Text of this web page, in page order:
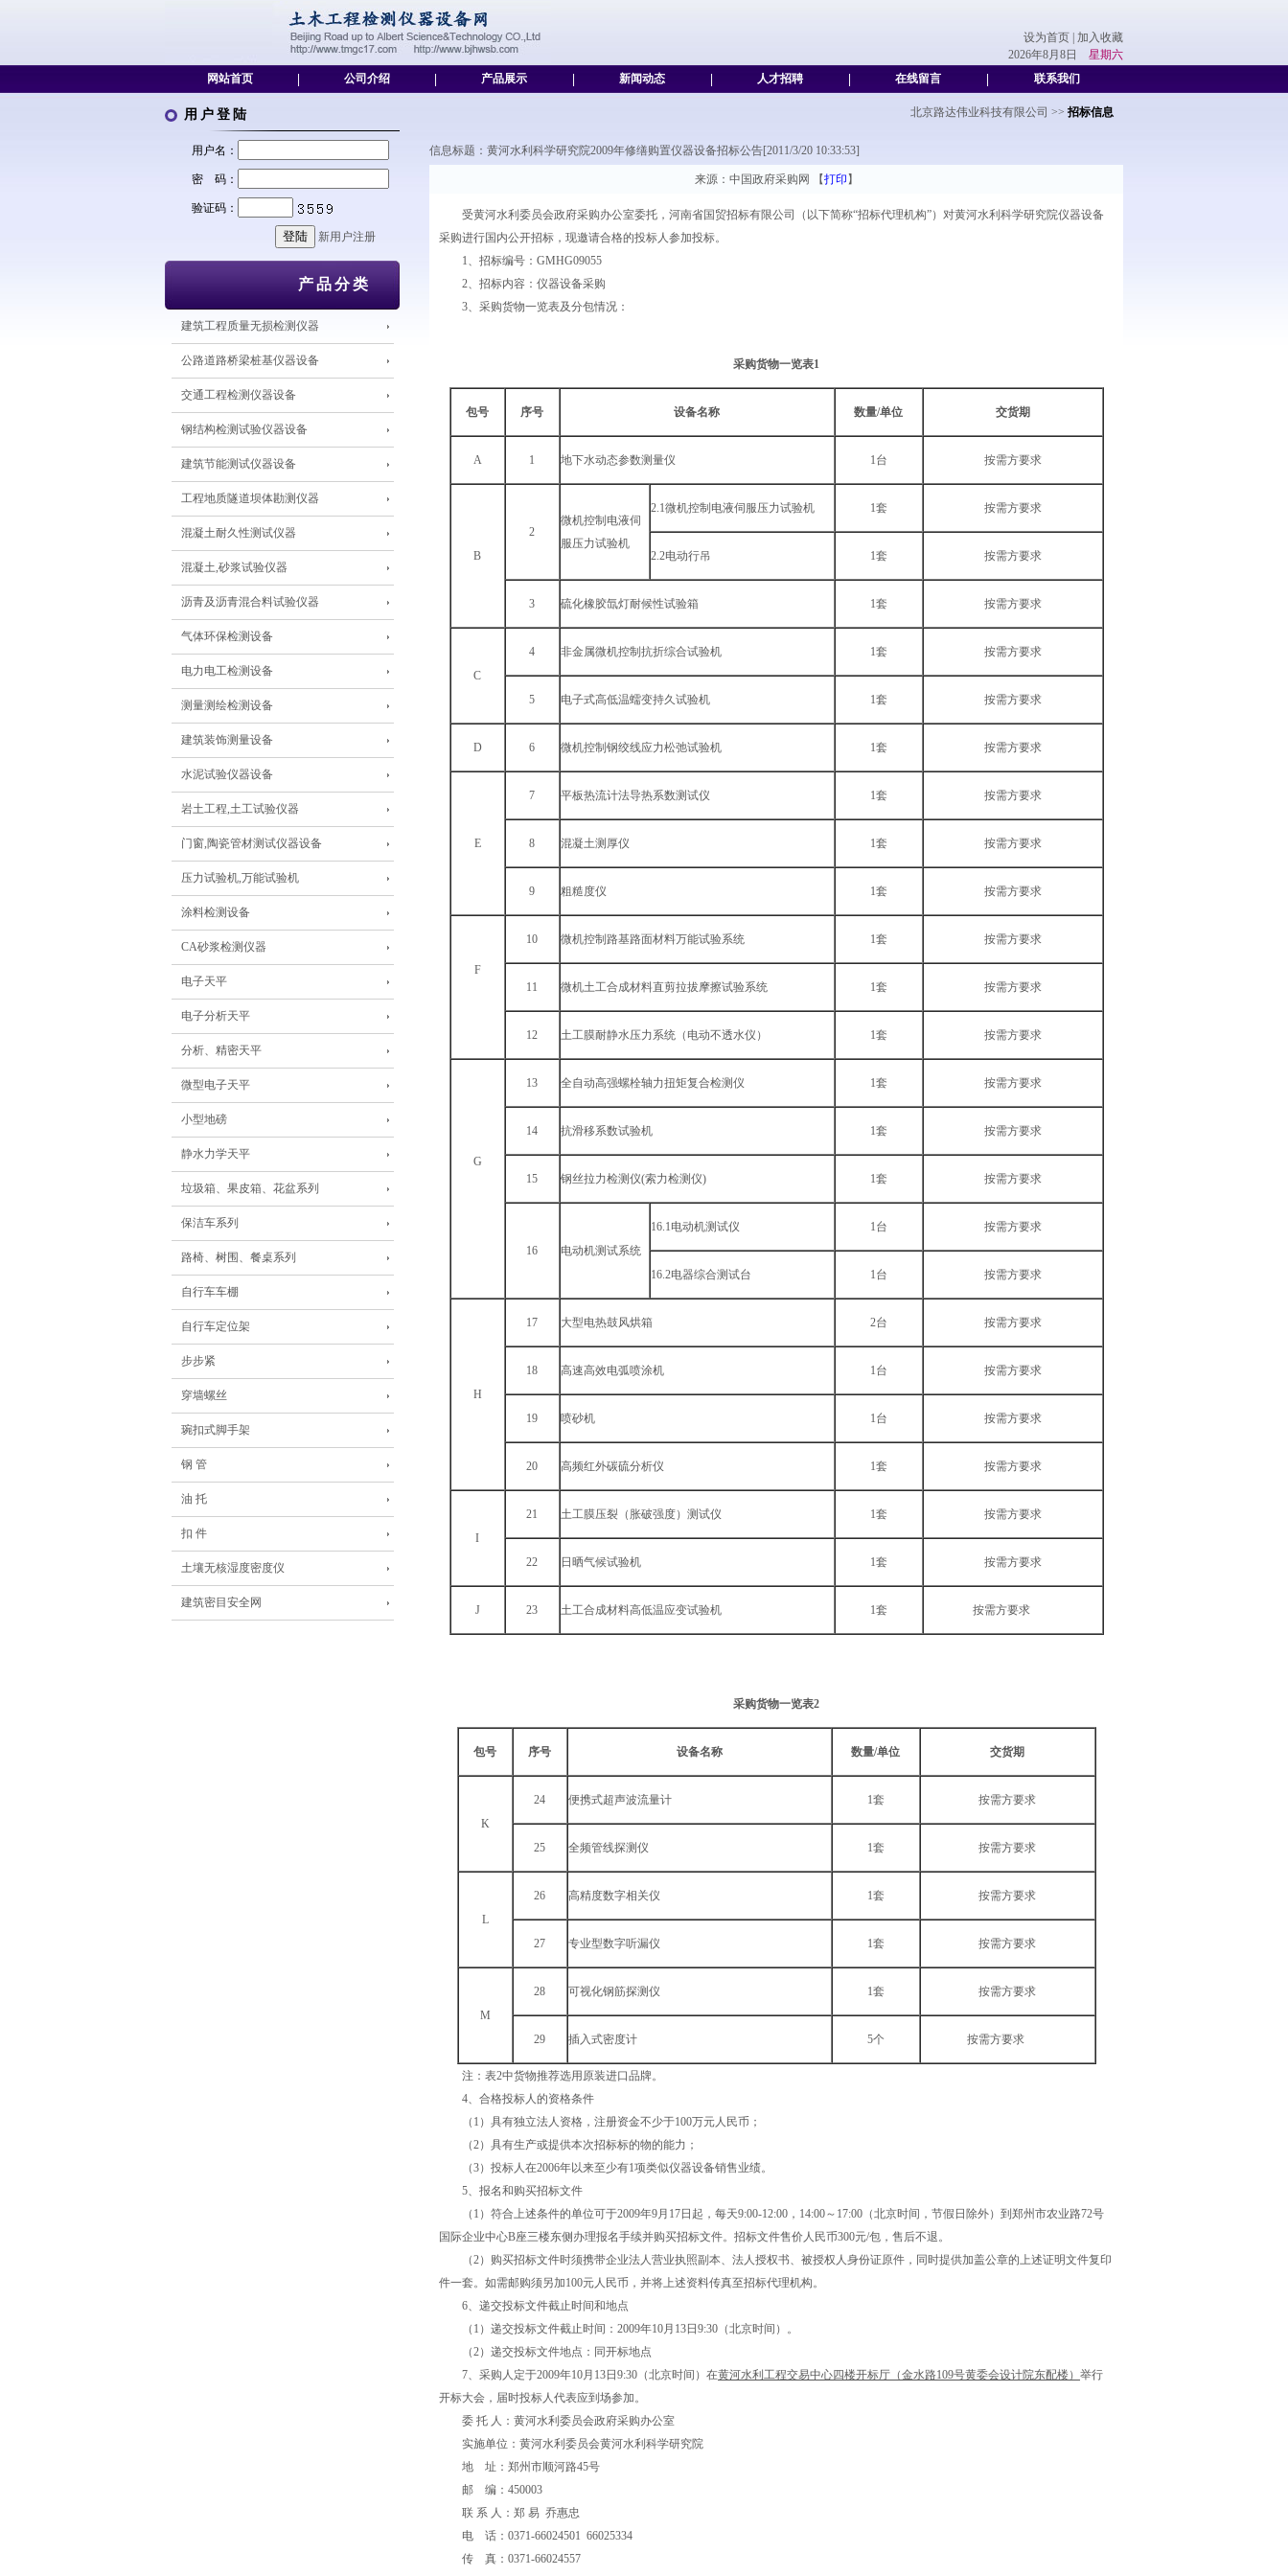
设为首页
加入收藏
2026年8月8日 星期六
网站首页
公司介绍 产品展示 新闻动态 人才招聘 在线留言 联系我们
用户登陆
用户名：
密 码：
验证码：
新用户注册
产品分类
建筑工程质量无损检测仪器
公路道路桥梁桩基仪器设备
交通工程检测仪器设备
钢结构检测试验仪器设备
建筑节能测试仪器设备
工程地质隧道坝体勘测仪器
混凝土耐久性测试仪器
混凝土,砂浆试验仪器
沥青及沥青混合料试验仪器
气体环保检测设备
电力电工检测设备
测量测绘检测设备
建筑装饰测量设备
水泥试验仪器设备
岩土工程,土工试验仪器
门窗,陶瓷管材测试仪器设备
压力试验机,万能试验机
涂料检测设备
CA砂浆检测仪器
电子天平
电子分析天平
分析、精密天平
微型电子天平
小型地磅
静水力学天平
垃圾箱、果皮箱、花盆系列
保洁车系列
路椅、树围、餐桌系列
自行车车棚
自行车定位架
步步紧
穿墙螺丝
琬扣式脚手架
钢 管
油 托
扣 件
土壤无核湿度密度仪
建筑密目安全网
北京路达伟业科技有限公司 >> 招标信息
信息标题：黄河水利科学研究院2009年修缮购置仪器设备招标公告[2011/3/20 10:33:53]
来源：中国政府采购网 【打印 】
受黄河水利委员会政府采购办公室委托，河南省国贸招标有限公司（以下简称“招标代理机构”）对黄河水利科学研究院仪器设备
采购进行国内公开招标，现邀请合格的投标人参加投标。
1、招标编号：GMHG09055
2、招标内容：仪器设备采购
3、采购货物一览表及分包情况：
采购货物一览表1
包号 序号 设备名称 数量/单位 交货期
A 1 地下水动态参数测量仪 1台 按需方要求
B
2
微机控制电液伺
服压力试验机
2.1微机控制电液伺服压力试验机 1套 按需方要求
2.2电动行吊 1套 按需方要求
3 硫化橡胶氙灯耐候性试验箱 1套 按需方要求
C
4 非金属微机控制抗折综合试验机 1套 按需方要求
5 电子式高低温蠕变持久试验机 1套 按需方要求
D 6 微机控制钢绞线应力松弛试验机 1套 按需方要求
E
7 平板热流计法导热系数测试仪 1套 按需方要求
8 混凝土测厚仪 1套 按需方要求
9 粗糙度仪 1套 按需方要求
F
10 微机控制路基路面材料万能试验系统 1套 按需方要求
11 微机土工合成材料直剪拉拔摩擦试验系统 1套 按需方要求
12 土工膜耐静水压力系统（电动不透水仪） 1套 按需方要求
G
13 全自动高强螺栓轴力扭矩复合检测仪 1套 按需方要求
14 抗滑移系数试验机 1套 按需方要求
15 钢丝拉力检测仪(索力检测仪) 1套 按需方要求
16 电动机测试系统
16.1电动机测试仪 1台 按需方要求
16.2电器综合测试台 1台 按需方要求
H
17 大型电热鼓风烘箱 2台 按需方要求
18 高速高效电弧喷涂机 1台 按需方要求
19 喷砂机 1台 按需方要求
20 高频红外碳硫分析仪 1套 按需方要求
I
21 土工膜压裂（胀破强度）测试仪 1套 按需方要求
22 日晒气候试验机 1套 按需方要求
J 23 土工合成材料高低温应变试验机 1套 按需方要求
采购货物一览表2
包号 序号 设备名称 数量/单位 交货期
K
24 便携式超声波流量计 1套 按需方要求
25 全频管线探测仪 1套 按需方要求
L
26 高精度数字相关仪 1套 按需方要求
27 专业型数字听漏仪 1套 按需方要求
M
28 可视化钢筋探测仪 1套 按需方要求
29 插入式密度计 5个 按需方要求
注：表2中货物推荐选用原装进口品牌。
4、合格投标人的资格条件
（1）具有独立法人资格，注册资金不少于100万元人民币；
（2）具有生产或提供本次招标标的物的能力；
（3）投标人在2006年以来至少有1项类似仪器设备销售业绩。
5、报名和购买招标文件
（1）符合上述条件的单位可于2009年9月17日起，每天9:00-12:00，14:00～17:00（北京时间，节假日除外）到郑州市农业路72号
国际企业中心B座三楼东侧办理报名手续并购买招标文件。招标文件售价人民币300元/包，售后不退。
（2）购买招标文件时须携带企业法人营业执照副本、法人授权书、被授权人身份证原件，同时提供加盖公章的上述证明文件复印
件一套。如需邮购须另加100元人民币，并将上述资料传真至招标代理机构。
6、递交投标文件截止时间和地点
（1）递交投标文件截止时间：2009年10月13日9:30（北京时间）。
（2）递交投标文件地点：同开标地点
7、采购人定于2009年10月13日9:30（北京时间）在黄河水利工程交易中心四楼开标厅（金水路109号黄委会设计院东配楼） 举行
开标大会，届时投标人代表应到场参加。
委 托 人：黄河水利委员会政府采购办公室
实施单位：黄河水利委员会黄河水利科学研究院
地 址：郑州市顺河路45号
邮 编：450003
联 系 人：郑 易 乔惠忠
电 话：0371-66024501 66025334
传 真：0371-66024557